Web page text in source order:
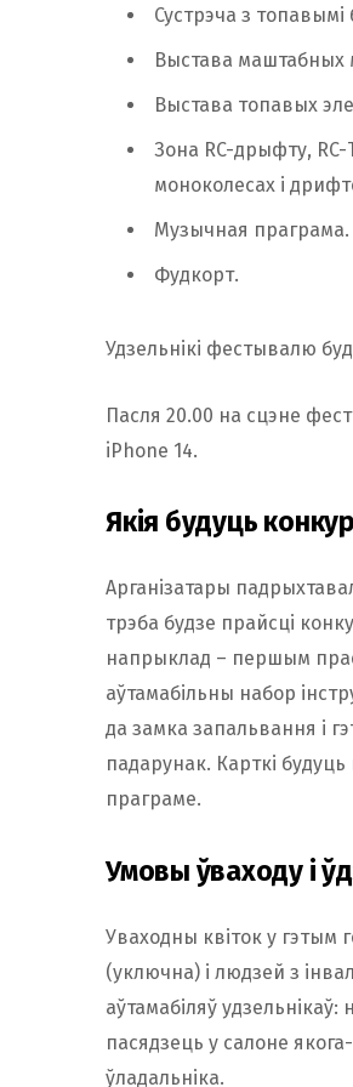
Сустрэча з топавымі
Выстава маштабных
Выстава топавых
Зона RC-дрыфту,
моноколесах і
Музычная праграма.
Фудкорт.
Удзельнікі фестывалю
Пасля 20.00 на сцэне
iPhone 14.
Якія будуць
Арганізатары
трэба будзе прайсці
напрыклад – першым
аўтамабільны набор
да замка запальвання і
падарунак. Карткі
праграме.
Умовы ўваходу і
Уваходны квіток у гэтым
(уключна) і людзей з
аўтамабіляў
пасядзець у салоне
ўладальніка.